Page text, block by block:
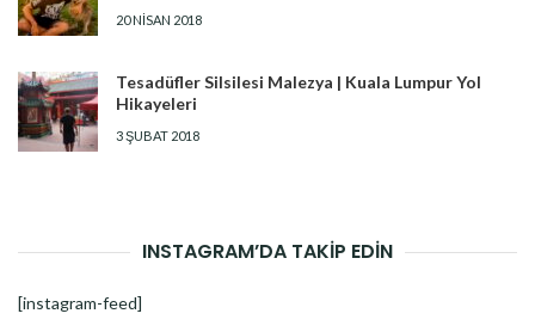
20 NISAN 2018
Tesadüfler Silsilesi Malezya | Kuala Lumpur Yol
Hikayeleri
3 ŞUBAT 2018
INSTAGRAM’DA TAKİP EDİN
[instagram-feed]